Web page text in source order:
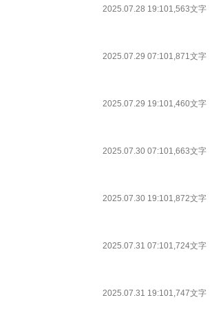
2025.07.28 19:101,563文字
2025.07.29 07:101,871文字
2025.07.29 19:101,460文字
2025.07.30 07:101,663文字
2025.07.30 19:101,872文字
2025.07.31 07:101,724文字
2025.07.31 19:101,747文字